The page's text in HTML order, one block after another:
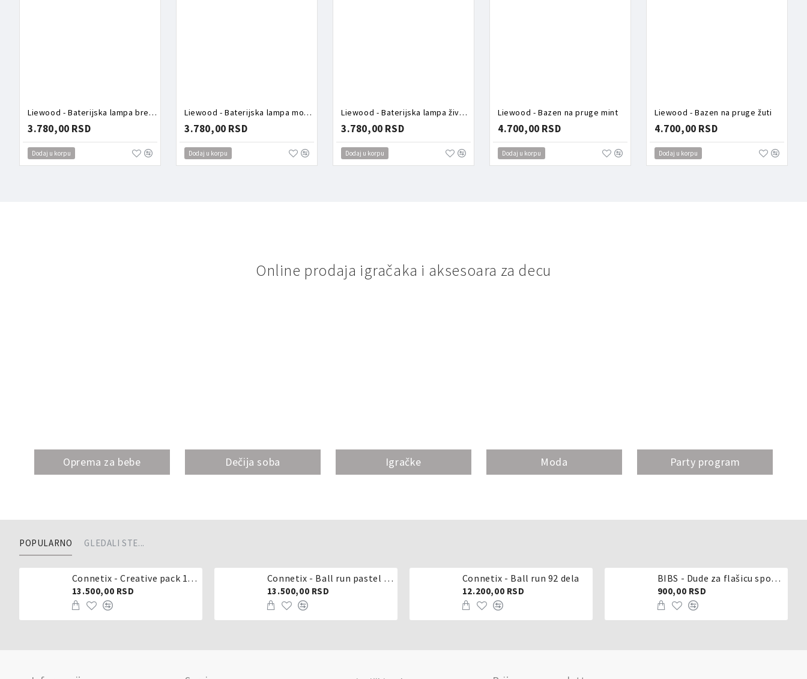
Liewood - Baterijska lampa breskvice
3.780,00 RSD
Dodaj u korpu
Liewood - Baterijska lampa morski svet
3.780,00 RSD
Dodaj u korpu
Liewood - Baterijska lampa životinje
3.780,00 RSD
Dodaj u korpu
Liewood - Bazen na pruge mint
4.700,00 RSD
Dodaj u korpu
Liewood - Bazen na pruge žuti
4.700,00 RSD
Dodaj u korpu
Online prodaja igračaka i aksesoara za decu
Oprema za bebe Dečija soba Igračke Moda Party program
POPULARNO GLEDALI STE...
Connetix - Creative pack 102 dela
13.500,00 RSD
Connetix - Ball run pastel 106 delova
13.500,00 RSD
Connetix - Ball run 92 dela
12.200,00 RSD
BIBS - Dude za flašicu sporijeg, srednjeg ili brzog protoka - silikon
900,00 RSD